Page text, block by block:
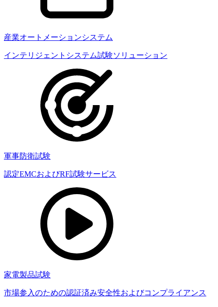
産業オートメーションシステム
インテリジェントシステム試験ソリューション
軍事防衛試験
認定EMCおよびRF試験サービス
家電製品試験
市場参入のための認証済み安全性およびコンプライアンス